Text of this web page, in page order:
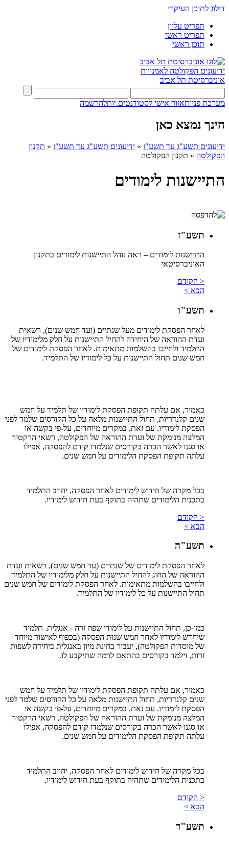
דילוג לתוכן העיקרי
תפריט עליון
תפריט ראשי
תוכן ראשי
ידיעונים הפקולטה לאמנויות
אוניברסיטת תל אביב
מערכת פניותאזור אישי לסטודנטים.יותלהרשמה
הינך נמצא כאן
ידיעונים תשע"ג עד תשע"ז » ידיעונים תשע"ג עד תשע"ז » תקנון
הפקולטה » תקנון הפקולטה
התיישנות לימודים
תשע"ז
התיישנות לימודים – ראה נוהל התיישנות לימודים בתקנון
האוניברסיטאי
< הקודם
הבא >
תשע"ו
לאחר הפסקת לימודים מעל שנתיים (ועד חמש שנים), רשאית
ועדת ההוראה של היחידה להחיל התיישנות על חלק מלימודיו של
התלמיד ולחייבו בהשלמות מתאימות. לאחר הפסקת לימודים של
חמש שנים תחול התיישנות על כל לימודיו של התלמיד.
כאמור, אם עלתה תקופת הפסקת לימודיו של תלמיד על חמש
שנים קלנדריות, תחול התיישנות מלאה על כל הקורסים שלמד לפני
הפסקת לימודיו. עם זאת, במקרים מיוחדים, על-פי בקשה או
המלצה מנומקת של ועדת ההוראה של הפקולטה, רשאי הרקטור
או סגנו לאשר הכרה בקורסים שנלמדו קודם להפסקה, אפילו
עלתה תקופת הפסקת הלימודים על חמש שנים.
בכל מקרה של חידוש לימודים לאחר הפסקה, יחויב התלמיד
בתכנית הלימודים שתהיה בתוקף בעת חידוש לימודיו.
< הקודם
הבא >
תשע"ה
לאחר הפסקת לימודים של שנתיים (עד חמש שנים), רשאית ועדת
ההוראה של החוג להחיל התיישנות על חלק מלימודיו של התלמיד
ולחייבו בהשלמות מתאימות. לאחר הפסקת לימודים של חמש שנים
תחול התיישנות על כל לימודיו של התלמיד.
כמו-כן, תחול התיישנות על לימודי שפה זרה - אנגלית. תלמיד
שיחדש לימודיו לאחר חמש שנות הפסקה (בכפוף לאישור מיוחד
של מוסדות הפקולטה), יעבור בחינת מיון באנגלית ביחידה לשפות
זרות, וילמד בקורסים בהתאם לרמה שתיקבע לו.
כאמור, אם עלתה תקופת הפסקת לימודיו של תלמיד על חמש
שנים קלנדריות, תחול התיישנות מלאה על כל הקורסים שלמד לפני
הפסקת לימודיו. עם זאת, במקרים מיוחדים, על-פי בקשה או
המלצה מנומקת של ועדת ההוראה של הפקולטה, רשאי הרקטור
או סגנו לאשר הכרה בקורסים שנלמדו קודם להפסקה, אפילו
עלתה תקופת הפסקת הלימודים על חמש שנים.
בכל מקרה של חידוש לימודים לאחר הפסקה, יחויב התלמיד
בתכנית הלימודים שתהיה בתוקף בעת חידוש לימודיו.
< הקודם
הבא >
תשע"ד